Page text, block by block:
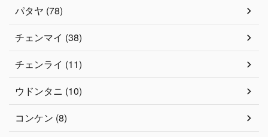
パタヤ (78)
チェンマイ (38)
チェンライ (11)
ウドンタニ (10)
コンケン (8)